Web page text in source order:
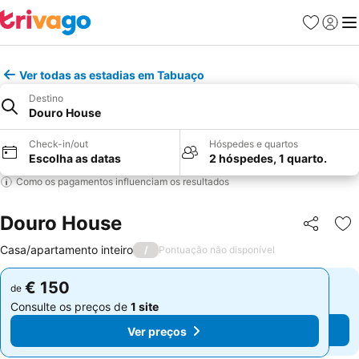
Favoritos
Iniciar
Ver todas as estadias em Tabuaço
Destino
Douro House
Check-in/out
Escolha as datas
Hóspedes e quartos
2 hóspedes, 1 quarto.
Como os pagamentos influenciam os resultados
Douro House Partilhar
Casa/apartamento inteiro / Pontuação não disponível
de € 150
Consulte os preços de 1 site
Ver preços
de € 150
Consulte os preços de 1 site
Ver preços